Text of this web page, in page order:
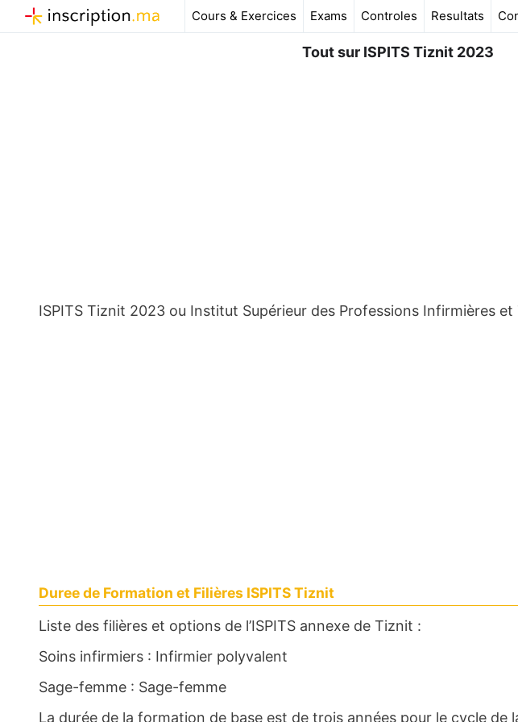
au
Cours & Exercices Exams Controles Resultats
Tout sur ISPITS Tiznit 2023
ISPITS Tiznit 2023 ou Institut Supérieur des Professions Infirmières et
Duree de Formation et Filières ISPITS Tiznit
Liste des filières et options de l’ISPITS annexe de Tiznit :
Soins infirmiers : Infirmier polyvalent
Sage-femme : S​age-fem​me ​
La durée de la formation de base est de trois années pour le cycle de